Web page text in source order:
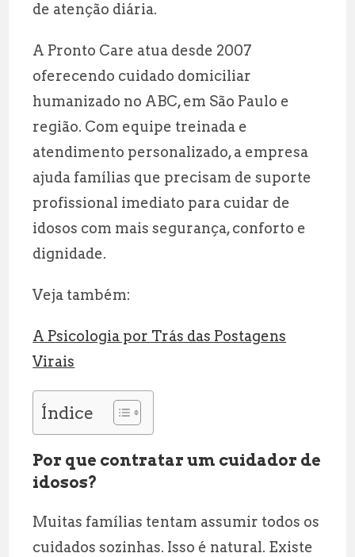
de atenção diária.
A Pronto Care atua desde 2007
oferecendo cuidado domiciliar
humanizado no ABC, em São Paulo e
região. Com equipe treinada e
atendimento personalizado, a empresa
ajuda famílias que precisam de suporte
profissional imediato para cuidar de
idosos com mais segurança, conforto e
dignidade.
Veja também:
A Psicologia por Trás das Postagens
Virais
Índice
Por que contratar um cuidador de
idosos?
Muitas famílias tentam assumir todos os
cuidados sozinhas. Isso é natural. Existe